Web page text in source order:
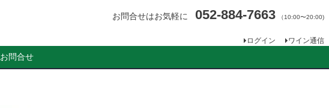
お問合せはお気軽に 052-884-7663 （10:00〜20:00)
ログイン ワイン通信
お問合せ